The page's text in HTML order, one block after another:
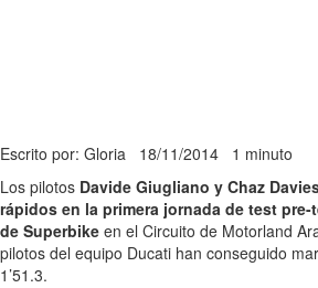
Escrito por: Gloria 18/11/2014 1 minuto
Los pilotos Davide Giugliano y Chaz
rápidos en la primera jornada de test
de Superbike en el Circuito de Motorland
pilotos del equipo Ducati han conseguido
1’51.3.